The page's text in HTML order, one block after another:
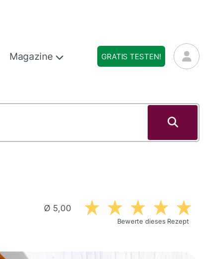
Magazine GRATIS TESTEN!
Ø 5,00
Bewerte dieses Rezept